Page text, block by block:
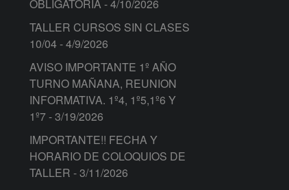
OBLIGATORIA- 4/10/2026
TALLER CURSOS SIN CLASES
10/04- 4/9/2026
AVISO IMPORTANTE 1º AÑO
TURNO MAÑANA, REUNION
INFORMATIVA. 1º4, 1º5,1º6 Y
1º7- 3/19/2026
IMPORTANTE!! FECHA Y
HORARIO DE COLOQUIOS DE
TALLER - 3/11/2026